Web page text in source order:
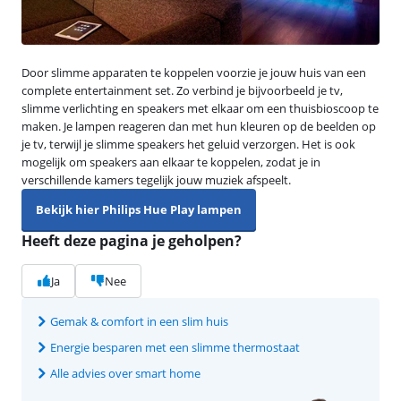
Door slimme apparaten te koppelen voorzie je jouw huis van een
complete entertainment set. Zo verbind je bijvoorbeeld je tv,
slimme verlichting en speakers met elkaar om een thuisbioscoop te
maken. Je lampen reageren dan met hun kleuren op de beelden op
je tv, terwijl je slimme speakers het geluid verzorgen. Het is ook
mogelijk om speakers aan elkaar te koppelen, zodat je in
verschillende kamers tegelijk jouw muziek afspeelt.
Bekijk hier Philips Hue Play lampen
Heeft deze pagina je geholpen?
Ja Nee
Gemak & comfort in een slim huis
Energie besparen met een slimme thermostaat
Alle advies over smart home